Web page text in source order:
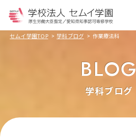
セムイ学園TOP 学科ブログ 作業療法科
BLOG
学科ブログ